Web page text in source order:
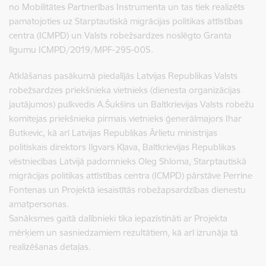
no Mobilitātes Partnerības Instrumenta un tas tiek realizēts
pamatojoties uz Starptautiskā migrācijas politikas attīstības
centra (ICMPD) un Valsts robežsardzes noslēgto Granta
līgumu ICMPD/2019/MPF-295-005.
Atklāšanas pasākumā piedalījās Latvijas Republikas Valsts
robežsardzes priekšnieka vietnieks (dienesta organizācijas
jautājumos) pulkvedis A.Šukšins un Baltkrievijas Valsts robežu
komitejas priekšnieka pirmais vietnieks ģenerālmajors Ihar
Butkevic, kā arī Latvijas Republikas Ārlietu ministrijas
politiskais direktors Ilgvars Kļava, Baltkrievijas Republikas
vēstniecības Latvijā padomnieks Oleg Shloma, Starptautiskā
migrācijas politikas attīstības centra (ICMPD) pārstāve Perrine
Fontenas un Projektā iesaistītās robežapsardzības dienestu
amatpersonas.
Sanāksmes gaitā dalībnieki tika iepazīstināti ar Projekta
mērķiem un sasniedzamiem rezultātiem, kā arī izrunāja tā
realizēšanas detaļas.